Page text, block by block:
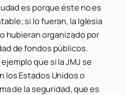
es porque éste no es
si lo fueran, la Iglesia
hubieran organizado por
de fondos públicos.
que si la JMJ se
los Estados Unidos o
de la seguridad, que es